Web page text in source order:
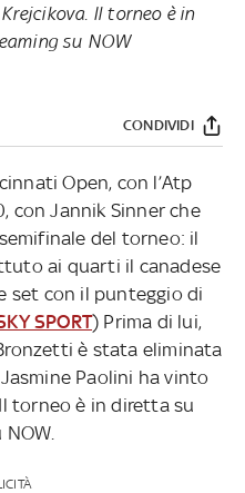
Il torneo è in
su NOW
CONDIVIDI
Open, con l’Atp
con Jannik Sinner che
del torneo: il
ai quarti il canadese
set con il punteggio di
SPORT) Prima di lui,
è stata eliminata
Paolini ha vinto
torneo è in diretta su